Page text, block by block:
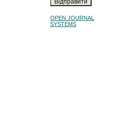
OPEN JOURNAL
SYSTEMS